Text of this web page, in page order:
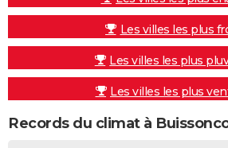
Les villes les plus
Les villes les plus
Les villes les plus
Records du climat à